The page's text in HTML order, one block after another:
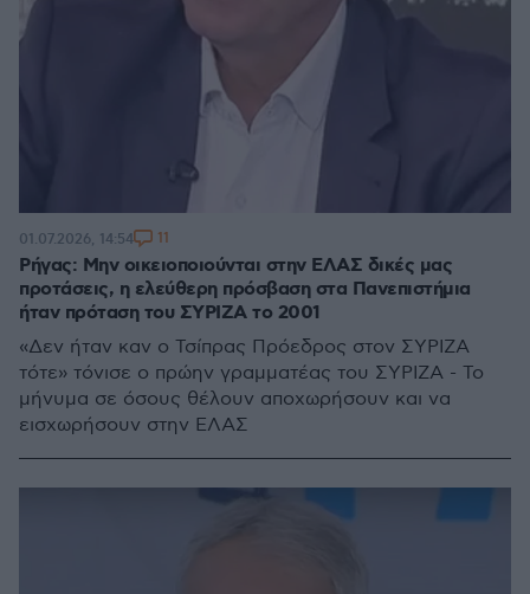
Ρήγας: Μην οικειοποιούνται στην ΕΛΑΣ δικές μας
προτάσεις, η ελεύθερη πρόσβαση στα Πανεπιστήμια
ήταν πρόταση του ΣΥΡΙΖΑ το 2001
«Δεν ήταν καν ο Τσίπρας Πρόεδρος στον ΣΥΡΙΖΑ
τότε» τόνισε ο πρώην γραμματέας του ΣΥΡΙΖΑ - Το
μήνυμα σε όσους θέλουν αποχωρήσουν και να
εισχωρήσουν στην ΕΛΑΣ
01.07.2026, 14:54 11